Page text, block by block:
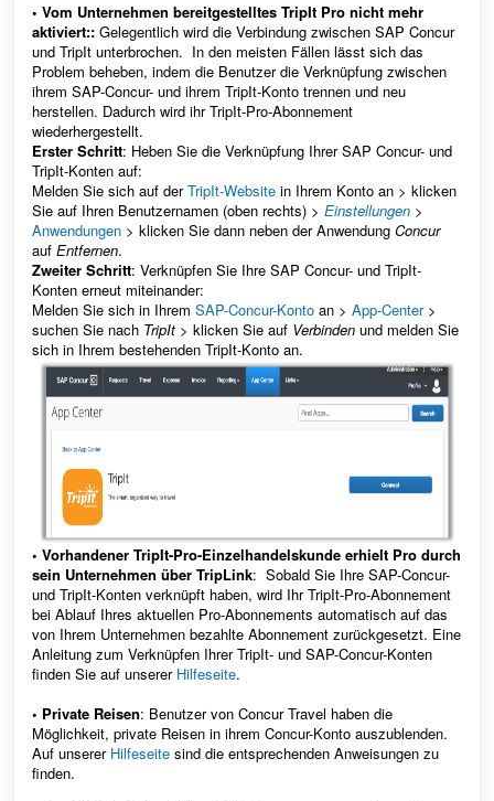
• Vom Unternehmen bereitgestelltes TripIt Pro nicht mehr
aktiviert:: Gelegentlich wird die Verbindung zwischen SAP Concur
und TripIt unterbrochen. In den meisten Fällen lässt sich das
Problem beheben, indem die Benutzer die Verknüpfung zwischen
ihrem SAP-Concur- und ihrem TripIt-Konto trennen und neu
herstellen. Dadurch wird ihr TripIt-Pro-Abonnement
wiederhergestellt.
Erster Schritt: Heben Sie die Verknüpfung Ihrer SAP Concur- und
TripIt-Konten auf:
Melden Sie sich auf derTripIt-Website in Ihrem Konto an > klicken
Sie auf Ihren Benutzernamen (oben rechts) > Einstellungen >
Anwendungen > klicken Sie dann neben der Anwendung Concur
auf Entfernen.
Zweiter Schritt: Verknüpfen Sie Ihre SAP Concur- und TripIt-
Konten erneut miteinander:
Melden Sie sich in Ihrem SAP-Concur-Konto an > App-Center>
suchen Sie nach TripIt > klicken Sie auf Verbinden und melden Sie
sich in Ihrem bestehenden TripIt-Konto an.
• Vorhandener TripIt-Pro-Einzelhandelskunde erhielt Pro durch
sein Unternehmen über TripLink: Sobald Sie Ihre SAP-Concur-
und TripIt-Konten verknüpft haben, wird Ihr TripIt-Pro-Abonnement
bei Ablauf Ihres aktuellen Pro-Abonnements automatisch auf das
von Ihrem Unternehmen bezahlte Abonnement zurückgesetzt. Eine
Anleitung zum Verknüpfen Ihrer TripIt- und SAP-Concur-Konten
finden Sie auf unserer Hilfeseite.
• Private Reisen: Benutzer von Concur Travel haben die
Möglichkeit, private Reisen in ihrem Concur-Konto auszublenden.
Auf unserer Hilfeseite sind die entsprechenden Anweisungen zu
finden.